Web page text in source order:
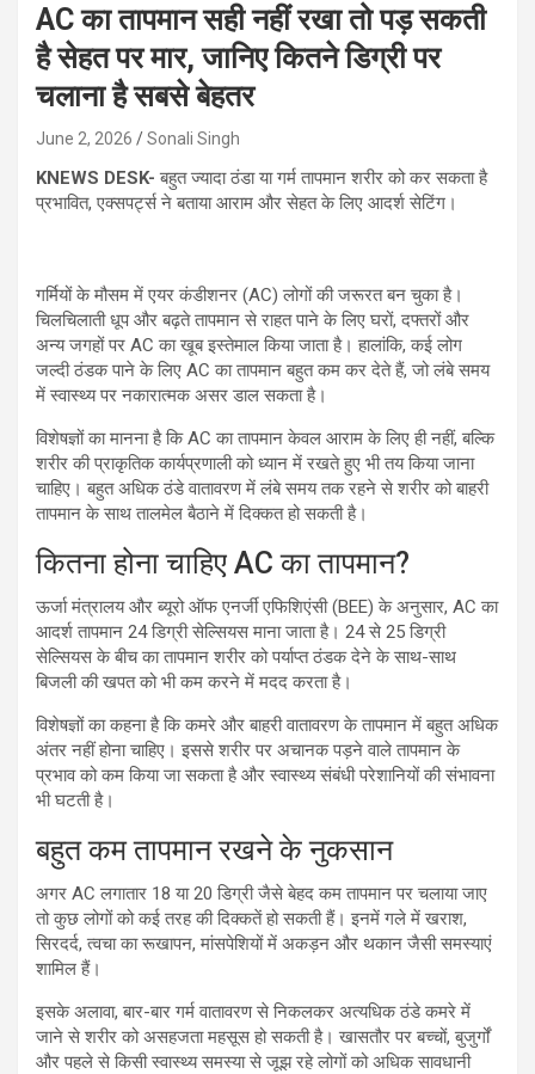
AC का तापमान सही नहीं रखा तो पड़ सकती
है सेहत पर मार, जानिए कितने डिग्री पर
चलाना है सबसे बेहतर
June 2, 2026 Sonali Singh
KNEWS DESK- बहुत ज्यादा ठंडा या गर्म तापमान शरीर को कर सकता है
प्रभावित, एक्सपर्ट्स ने बताया आराम और सेहत के लिए आदर्श सेटिंग।
गर्मियों के मौसम में एयर कंडीशनर (AC) लोगों की जरूरत बन चुका है।
चिलचिलाती धूप और बढ़ते तापमान से राहत पाने के लिए घरों, दफ्तरों और
अन्य जगहों पर AC का खूब इस्तेमाल किया जाता है। हालांकि, कई लोग
जल्दी ठंडक पाने के लिए AC का तापमान बहुत कम कर देते हैं, जो लंबे समय
में स्वास्थ्य पर नकारात्मक असर डाल सकता है।
विशेषज्ञों का मानना है कि AC का तापमान केवल आराम के लिए ही नहीं, बल्कि
शरीर की प्राकृतिक कार्यप्रणाली को ध्यान में रखते हुए भी तय किया जाना
चाहिए। बहुत अधिक ठंडे वातावरण में लंबे समय तक रहने से शरीर को बाहरी
तापमान के साथ तालमेल बैठाने में दिक्कत हो सकती है।
कितना होना चाहिए AC का तापमान?
ऊर्जा मंत्रालय और ब्यूरो ऑफ एनर्जी एफिशिएंसी (BEE) के अनुसार, AC का
आदर्श तापमान 24 डिग्री सेल्सियस माना जाता है। 24 से 25 डिग्री
सेल्सियस के बीच का तापमान शरीर को पर्याप्त ठंडक देने के साथ-साथ
बिजली की खपत को भी कम करने में मदद करता है।
विशेषज्ञों का कहना है कि कमरे और बाहरी वातावरण के तापमान में बहुत अधिक
अंतर नहीं होना चाहिए। इससे शरीर पर अचानक पड़ने वाले तापमान के
प्रभाव को कम किया जा सकता है और स्वास्थ्य संबंधी परेशानियों की संभावना
भी घटती है।
बहुत कम तापमान रखने के नुकसान
अगर AC लगातार 18 या 20 डिग्री जैसे बेहद कम तापमान पर चलाया जाए
तो कुछ लोगों को कई तरह की दिक्कतें हो सकती हैं। इनमें गले में खराश,
सिरदर्द, त्वचा का रूखापन, मांसपेशियों में अकड़न और थकान जैसी समस्याएं
शामिल हैं।
इसके अलावा, बार-बार गर्म वातावरण से निकलकर अत्यधिक ठंडे कमरे में
जाने से शरीर को असहजता महसूस हो सकती है। खासतौर पर बच्चों, बुजुर्गों
और पहले से किसी स्वास्थ्य समस्या से जूझ रहे लोगों को अधिक सावधानी